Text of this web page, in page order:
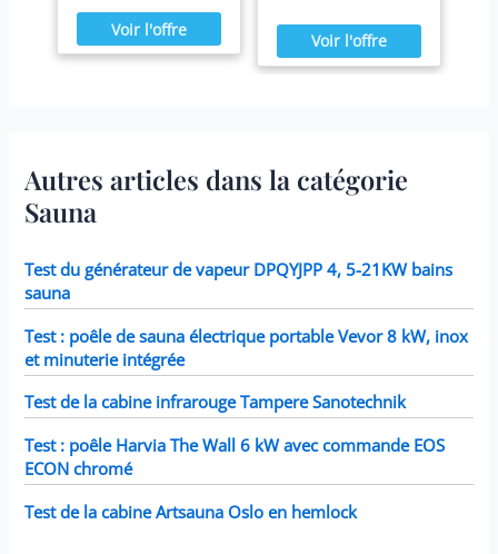
Autres articles dans la catégorie
Sauna
Test du générateur de vapeur DPQYJPP 4, 5-21KW bains
sauna
Test : poêle de sauna électrique portable Vevor 8 kW, inox
et minuterie intégrée
Test de la cabine infrarouge Tampere Sanotechnik
Test : poêle Harvia The Wall 6 kW avec commande EOS
ECON chromé
Test de la cabine Artsauna Oslo en hemlock